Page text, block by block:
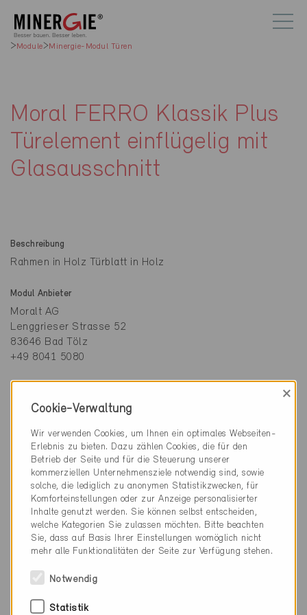
Module Minergie-Modul Türen
Moral FERRO Klassik Plus
Türelement einflügelig mit
Glasausschnitt
Beschreibung
Rahmen in Holz Türblatt in Holz
Modul Anbieter
Moralt AG
Lenggrieser Strasse 52
83646 Bad Tölz
+49 8041 5080
Holz
U-Wert Panel
U-Wert Türe
1.2 W/m²K
U-Wert Verglasung
0,70 W/m2K
Aussentüre
Cookie-Verwaltung
×
Wir verwenden Cookies, um Ihnen ein optimales Webseiten-
Erlebnis zu bieten. Dazu zählen Cookies, die für den
Betrieb der Seite und für die Steuerung unserer
kommerziellen Unternehmensziele notwendig sind, sowie
solche, die lediglich zu anonymen Statistikzwecken, für
Komforteinstellungen oder zur Anzeige personalisierter
Inhalte genutzt werden. Sie können selbst entscheiden,
welche Kategorien Sie zulassen möchten. Bitte beachten
Sie, dass auf Basis Ihrer Einstellungen womöglich nicht
mehr alle Funktionalitäten der Seite zur Verfügung stehen.
Notwendig
Statistik